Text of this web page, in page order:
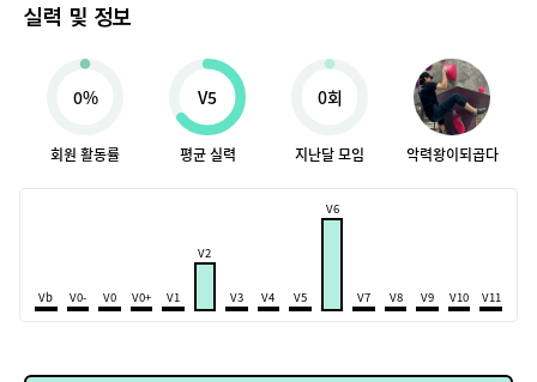
실력 및 정보
0%
회원 활동률
V5
평균 실력
0회
지난달 모임 악력왕이되곱다
Vb V0- V0 V0+ V1
V2
V3 V4 V5
V6
V7 V8 V9 V10 V11